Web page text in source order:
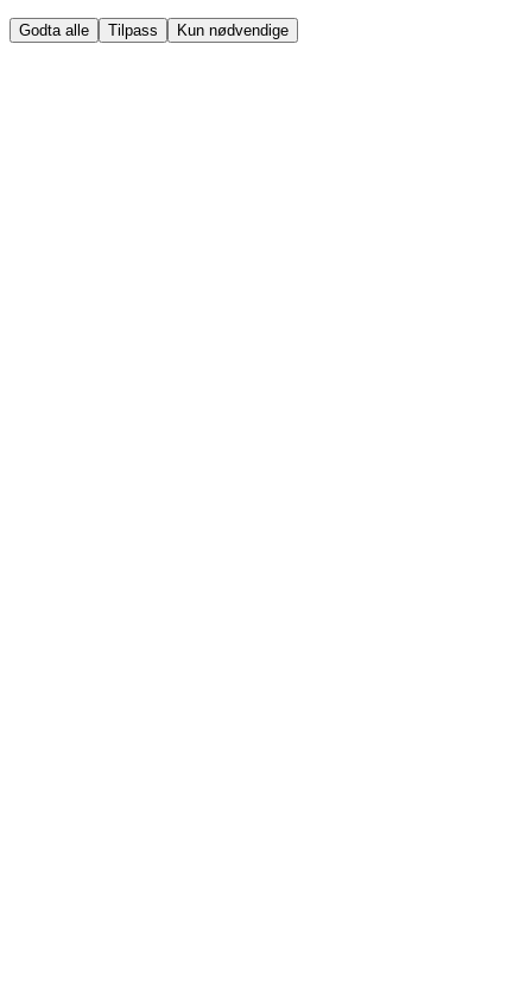
Godta alle Tilpass Kun nødvendige